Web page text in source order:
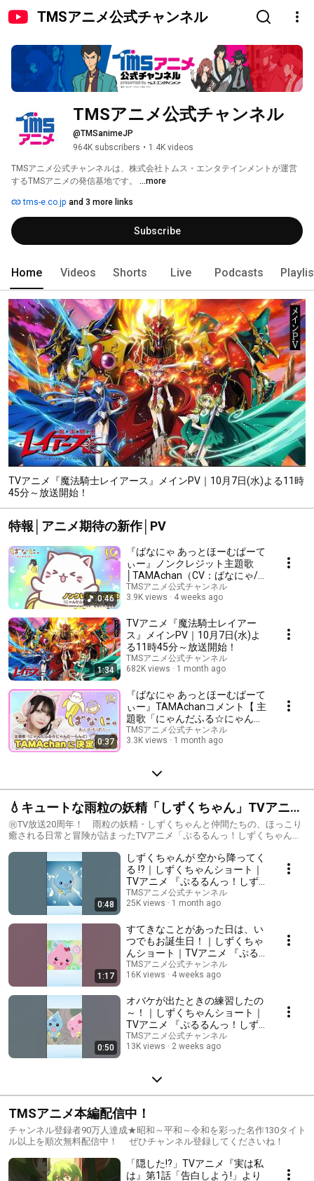
TMSアニメ公式チャンネル
TMSアニメ公式チャンネル
@TMSanimeJP
964K subscribers • 1.4K videos
TMSアニメ公式チャンネルは、株式会社トムス・エンタテインメントが運営
するTMSアニメの発信基地です。 ...more
tms-e.co.jp and 3 more links
Subscribe
Home Videos Shorts Live Podcasts
TVアニメ『魔法騎士レイアース』メインPV｜10月7日(水)よる11時
45分～放送開始！
特報│アニメ期待の新作│PV
0:46
『ばなにゃ あっとほーむぱーて
ぃー』ノンクレジット主題歌
│TAMAchan（CV：ばなにゃ/
梶裕貴）「にゃんだふる☆にゃ
んだ〜らんど」│ BANANYA
TMSアニメ公式チャンネル
3.9K views
4 weeks ago
1:34
TVアニメ『魔法騎士レイアー
ス』メインPV｜10月7日(水)よ
る11時45分～放送開始！
TMSアニメ公式チャンネル
682K views
1 month ago
0:37
『ばなにゃ あっとほーむぱーて
ぃー』TAMAchanコメント【 主
題歌「にゃんだふる☆にゃん
だ〜らんど」】│2026年7月10
日順次配信スタート！
TMSアニメ公式チャンネル
3.3K views
1 month ago
💧キュートな雨粒の妖精「しずくちゃん」TVアニメ
シリーズ
㊗TV放送20周年！ 雨粒の妖精・しずくちゃんと仲間たちの、ほっこり
癒される日常と冒険が詰まったTVアニメ「ぷるるんっ！しずくちゃん」
ッピーに過ごしちゃおう💧✨
0:48
しずくちゃんが 空から降ってく
る !?｜しずくちゃんショート｜
TVアニメ 『ぷるるんっ！しず
くちゃん』 第1話より #平成ア
ニメ #アニメ #anime #shorts
TMSアニメ公式チャンネル
25K views
1 month ago
1:17
すてきなことがあった日は、い
つでもお誕生日！｜しずくちゃ
んショート｜TVアニメ 『ぷる
るんっ！しずくちゃん』 第1話
より #平成アニメ #アニメ
TMSアニメ公式チャンネル
16K views
4 weeks ago
0:50
オバケが出たときの練習したの
～！｜しずくちゃんショート｜
TVアニメ 『ぷるるんっ！しず
くちゃん』 第2話より #平成ア
ニメ #アニメ #anime #shorts
TMSアニメ公式チャンネル
13K views
2 weeks ago
TMSアニメ本編配信中！
チャンネル登録者90万人達成★昭和～平和～令和を彩った名作130タイト
ル以上を順次無料配信中！ ぜひチャンネル登録してくださいね！
「隠した!?」TVアニメ『実は私
は』第1話「告白しよう!」より